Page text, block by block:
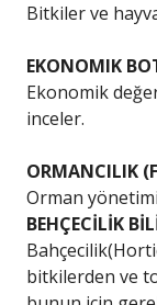
Bitkiler ve
EKONOMIK
Ekonomik
inceler.
ORMANCILIK
Orman
BEHÇECİLİK
bitkilerden ve